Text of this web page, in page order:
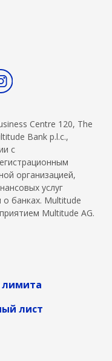
Centre 120, The
Bank p.l.c.,
с
организацией,
услуг
банках. Multitude
Multitude AG.
лимита
лист